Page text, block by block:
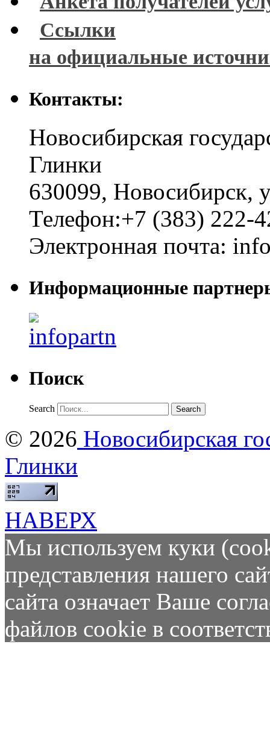
Ссылки
на официальные
Контакты:
Новосибирская
Глинки
630099, Новосибирск,
Телефон:+7 (383) 222-
Электронная почта:
Информационные
Поиск
Search
© 2026 Новосибирская
Глинки
НАВЕРХ
Мы используем куки
представления нашего
сайта означает Ваше
файлов cookie в